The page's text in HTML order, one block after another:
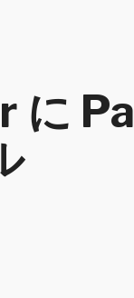
に